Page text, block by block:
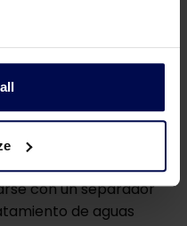
de nuestro
de tambor
por hora. Además,
con un separador
de aguas